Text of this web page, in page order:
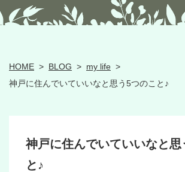
HOME > BLOG > my life >
神戸に住んでいていいなと思う5つのこと♪
神戸に住んでいていいなと思
と♪